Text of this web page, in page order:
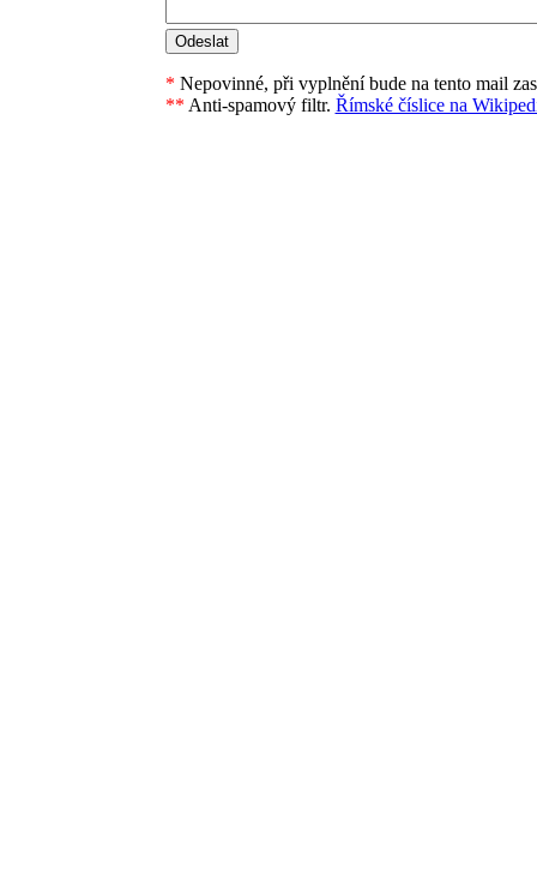
* Nepovinné, při vyplnění bude na tento mail
** Anti-spamový filtr. Římské číslice na